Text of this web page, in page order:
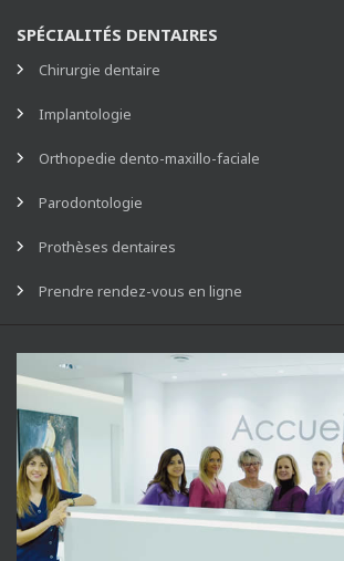
SPÉCIALITÉS DENTAIRES
Chirurgie dentaire
Implantologie
Orthopedie dento-maxillo-faciale
Parodontologie
Prothèses dentaires
Prendre rendez-vous en ligne